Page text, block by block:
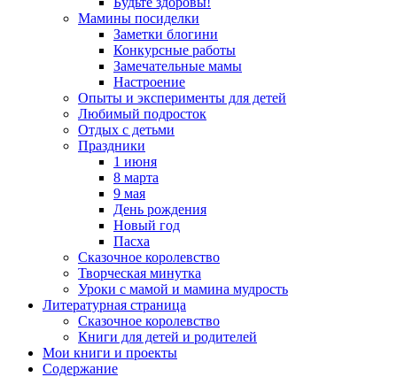
Мамины посиделки
Заметки блогини
Конкурсные работы
Замечательные мамы
Настроение
Опыты и эксперименты для детей
Любимый подросток
Отдых с детьми
Праздники
1 июня
8 марта
9 мая
День рождения
Новый год
Пасха
Сказочное королевство
Творческая минутка
Уроки с мамой и мамина мудрость
Литературная страница
Сказочное королевство
Книги для детей и родителей
Мои книги и проекты
Содержание